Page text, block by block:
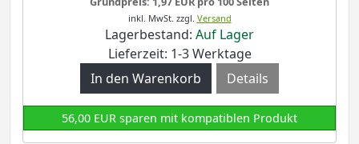
inkl. MwSt. zzgl. Versand
Lagerbestand: Auf Lager
Lieferzeit: 1-3 Werktage
Details
56,00 EUR sparen mit kompatiblen Produkt